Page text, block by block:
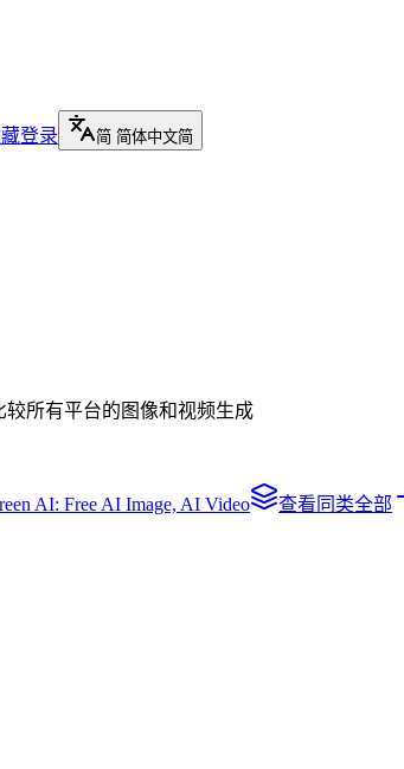
登录 简 简体中文简
所有平台的图像和视频生成
AI: Free AI Image, AI Video 查看同类全部